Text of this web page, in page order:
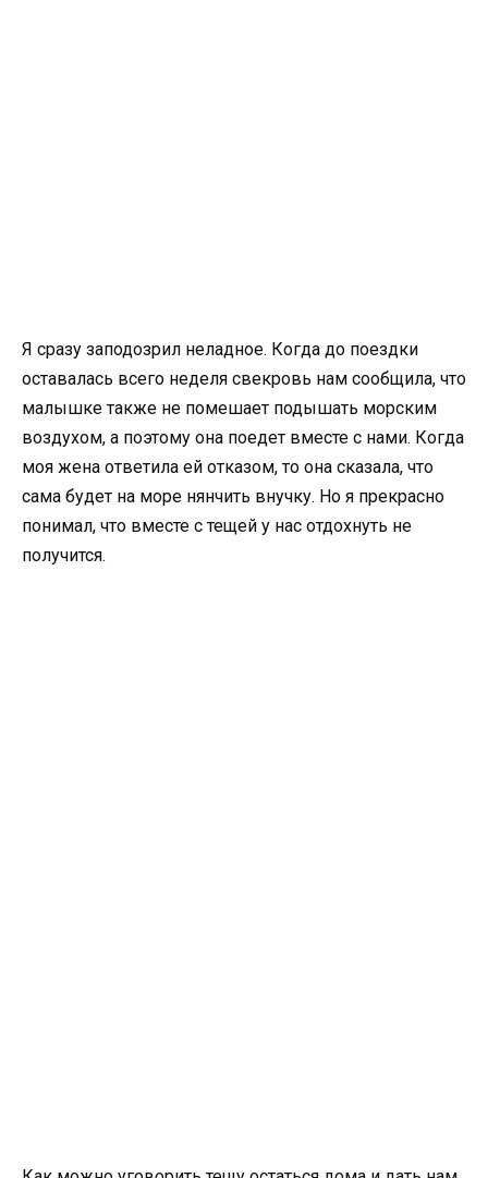
Я сразу заподозрил неладное. Когда до поездки
оставалась всего неделя свекровь нам сообщила, что
малышке также не помешает подышать морским
воздухом, а поэтому она поедет вместе с нами. Когда
моя жена ответила ей отказом, то она сказала, что
сама будет на море нянчить внучку. Но я прекрасно
понимал, что вместе с тещей у нас отдохнуть не
получится.